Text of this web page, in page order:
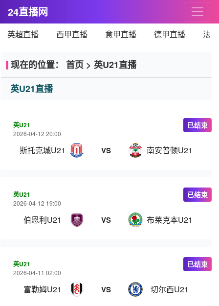
24直播网
英超直播 西甲直播 意甲直播 德甲直播 法
现在的位置： 首页 > 英U21直播
英U21直播
英U21
2026-04-12 20:00
斯托克城U21 VS 南安普顿U21
已结束
英U21
2026-04-12 19:00
伯恩利U21 VS 布莱克本U21
已结束
英U21
2026-04-11 02:00
富勒姆U21 VS 切尔西U21
已结束